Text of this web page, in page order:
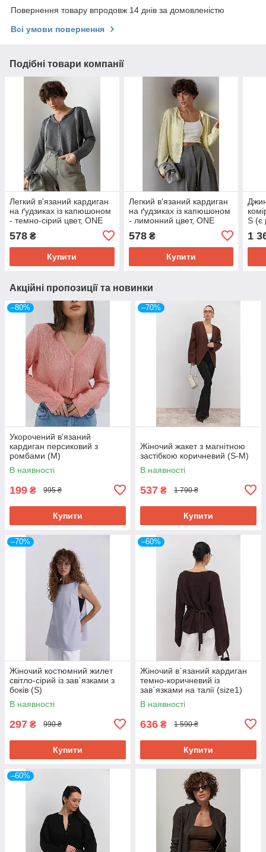
Повернення товару впродовж 14 днів за домовленістю
Всі умови повернення
Подібні товари компанії
Легкий в'язаний кардиган
на ґудзиках із капюшоном
- темно-сірий цвет, ONE
578 ₴
Купити
Легкий в'язаний кардиган
на ґудзиках із капюшоном
- лимонний цвет, ONE
578₴
Купити
S (є
1
Акційні пропозиції та новинки
–80%
Укорочений в'язаний
кардиган персиковий з
ромбами (M)
В наявності
199 ₴ 995 ₴
Купити
–70%
Жіночий жакет з магнітною
застібкою коричневий (S-M)
В наявності
537 ₴ 1 790 ₴
Купити
–70%
Жіночий костюмний жилет
світло-сірий із зав`язками з
боків (S)
В наявності
297 ₴ 990 ₴
Купити
–60%
Жіночий в`язаний кардиган
темно-коричневий із
зав`язками на талії (size1)
В наявності
636 ₴ 1 590 ₴
Купити
–60%